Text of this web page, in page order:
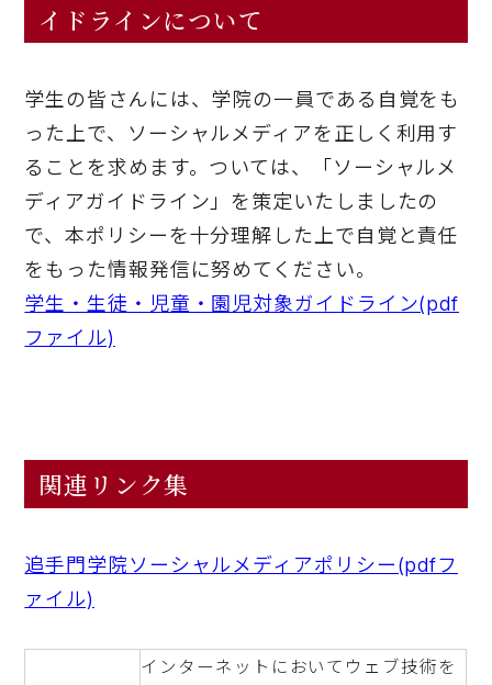
イドラインについて
学生の皆さんには、学院の一員である自覚をも
った上で、ソーシャルメディアを正しく利用す
ることを求めます。ついては、「ソーシャルメ
ディアガイドライン」を策定いたしましたの
で、本ポリシーを十分理解した上で自覚と責任
をもった情報発信に努めてください。
学生・生徒・児童・園児対象ガイドライン(pdf
ファイル)
関連リンク集
追手門学院ソーシャルメディアポリシー(pdfフ
ァイル)
インターネットにおいてウェブ技術を